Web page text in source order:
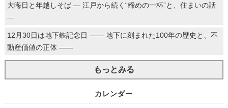
大晦日と年越しそば ― 江戸から続く“締めの一杯”と、住まいの話
―
12月30日は地下鉄記念日 ―― 地下に刻まれた100年の歴史と、不
動産価値の正体 ――
もっとみる
カレンダー